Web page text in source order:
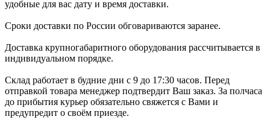
удобные для вас дату и время доставки.
Сроки доставки по России обговариваются заранее.
Доставка крупногабаритного оборудования рассчитывается в
индивидуальном порядке.
Склад работает в будние дни с 9 до 17:30 часов. Перед
отправкой товара менеджер подтвердит Ваш заказ. За полчаса
до прибытия курьер обязательно свяжется с Вами и
предупредит о своём приезде.